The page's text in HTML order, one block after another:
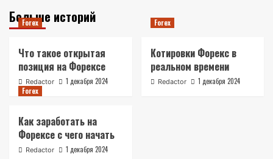
Больше историй
Forex
Что такое открытая
позиция на Форексе
Redactor 1 декабря 2024
Forex
Котировки Форекс в
реальном времени
Redactor
1 декабря 2024
Forex
Как заработать на
Форексе с чего начать
Redactor 1 декабря 2024